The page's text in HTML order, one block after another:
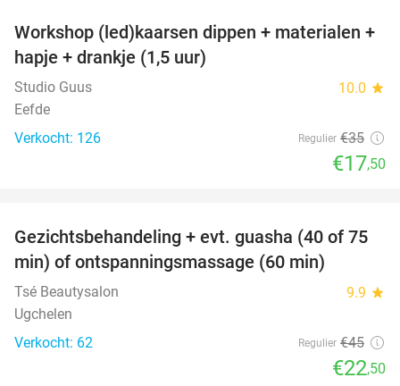
50%
Workshop (led)kaarsen dippen + materialen +
hapje + drankje (1,5 uur)
Studio Guus 10.0 star
Eefde
Verkocht: 126
Regulier €35
€17,50
50%
Gezichtsbehandeling + evt. guasha (40 of 75
min) of ontspanningsmassage (60 min)
Tsé Beautysalon 9.9 star
Ugchelen
Verkocht: 62
Regulier €45
€22,50